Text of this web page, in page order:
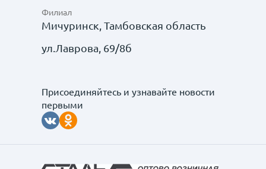
Филиал
Мичуринск, Тамбовская область
ул.Лаврова, 69/8б
Присоединяйтесь и узнавайте новости
первыми